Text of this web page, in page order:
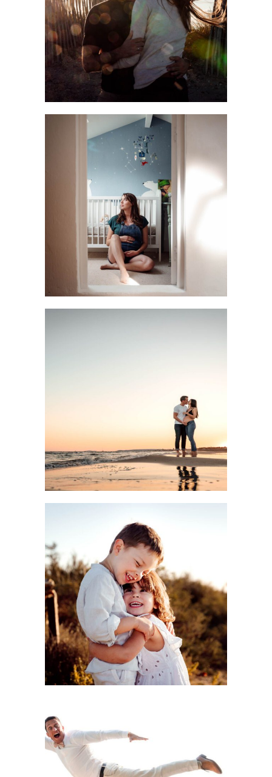
LIRE LA SUITE
Séance photo grossesse à domicile : s’offrir une
parenthèse dans son cocon
LIRE LA SUITE
LIRE LA SUITE
Pourquoi tes enfants n’ont pas besoin d’être sages
pour une séance photo réussie
LIRE LA SUITE
5 idées originales pour les photos de groupe : et si on
arrêtait d’ennuyer tout le monde ?